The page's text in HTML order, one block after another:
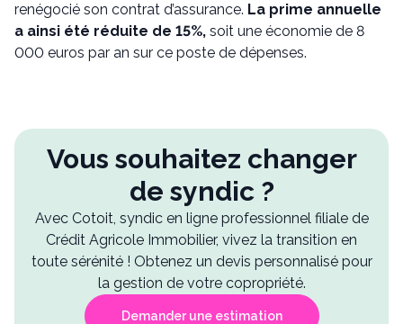
renégocié son contrat d’assurance. La prime annuelle
a ainsi été réduite de 15%, soit une économie de 8
000 euros par an sur ce poste de dépenses.
Vous souhaitez changer
de syndic ?
Avec Cotoit, syndic en ligne professionnel filiale de
Crédit Agricole Immobilier, vivez la transition en
toute sérénité ! Obtenez un devis personnalisé pour
la gestion de votre copropriété.
Demander une estimation